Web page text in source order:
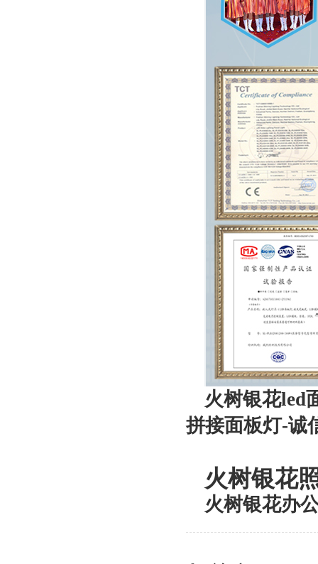
火树银花led
拼接面板灯-诚
火树银花
火树银花办